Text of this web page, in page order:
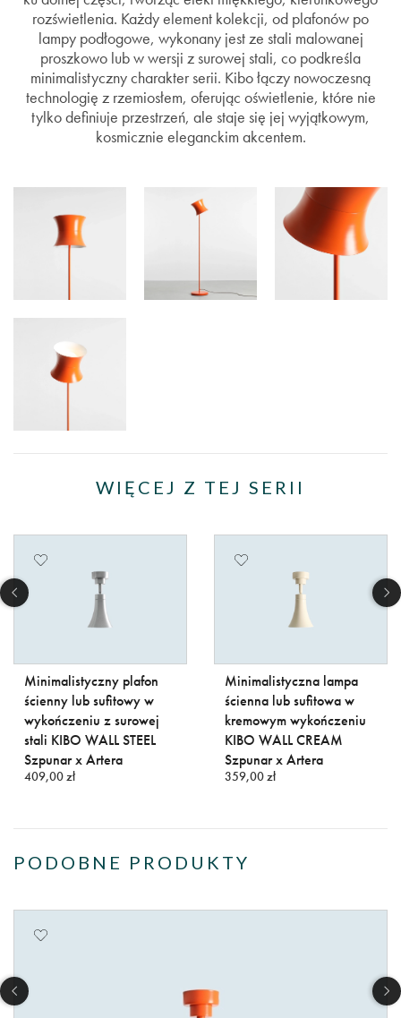
rozświetlenia. Każdy element kolekcji, od plafonów po
lampy podłogowe, wykonany jest ze stali malowanej
proszkowo lub w wersji z surowej stali, co podkreśla
minimalistyczny charakter serii. Kibo łączy nowoczesną
technologię z rzemiosłem, oferując oświetlenie, które nie
tylko definiuje przestrzeń, ale staje się jej wyjątkowym,
kosmicznie eleganckim akcentem.
WIĘCEJ Z TEJ SERII
Minimalistyczny plafon
ścienny lub sufitowy w
wykończeniu z surowej
stali KIBO WALL STEEL
Szpunar x Artera
409,00 zł
Minimalistyczna lampa
ścienna lub sufitowa w
kremowym wykończeniu
KIBO WALL CREAM
Szpunar x Artera
359,00 zł
PODOBNE PRODUKTY